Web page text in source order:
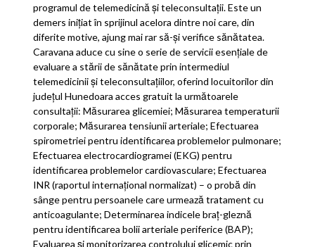
programul de telemedicină și teleconsultații. Este un
demers inițiat în sprijinul acelora dintre noi care, din
diferite motive, ajung mai rar să-și verifice sănătatea.
Caravana aduce cu sine o serie de servicii esențiale de
evaluare a stării de sănătate prin intermediul
telemedicinii și teleconsultațiilor, oferind locuitorilor din
județul Hunedoara acces gratuit la următoarele
consultații: Măsurarea glicemiei; Măsurarea temperaturii
corporale; Măsurarea tensiunii arteriale; Efectuarea
spirometriei pentru identificarea problemelor pulmonare;
Efectuarea electrocardiogramei (EKG) pentru
identificarea problemelor cardiovasculare; Efectuarea
INR (raportul internațional normalizat) – o probă din
sânge pentru persoanele care urmează tratament cu
anticoagulante; Determinarea indicele braț-gleznă
pentru identificarea bolii arteriale periferice (BAP);
Evaluarea și monitorizarea controlului glicemic prin